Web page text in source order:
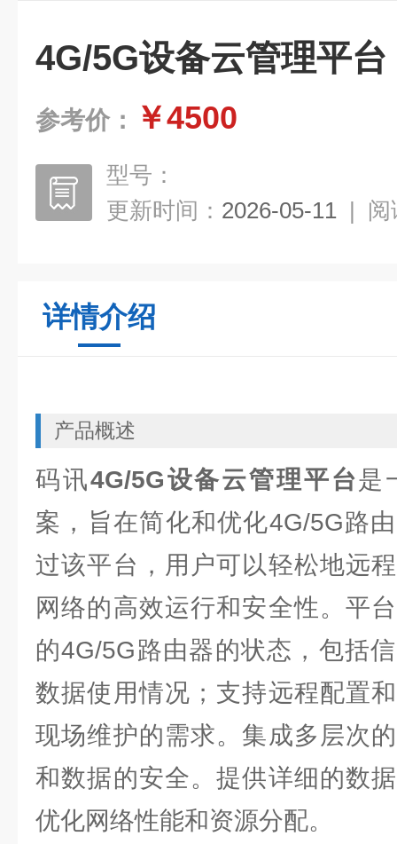
4G/5G设备云管理平台
参考价： ￥4500
型号：
更新时间： 2026-05-11 | 阅
详情介绍
产品概述
码讯4G/5G设备云管理平台是
案，旨在简化和优化4G/5G路
过该平台，用户可以轻松地远
网络的高效运行和安全性。平
的4G/5G路由器的状态，包括
数据使用情况；支持远程配置
现场维护的需求。集成多层次
和数据的安全。提供详细的数
优化网络性能和资源分配。